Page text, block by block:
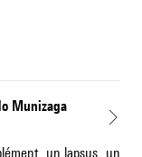
Munizaga
un lapsus, un